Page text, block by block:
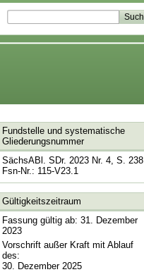
Fundstelle und systematische
Gliederungsnummer
SächsABl. SDr. 2023 Nr. 4, S. 238
Fsn-Nr.: 115-V23.1
Gültigkeitszeitraum
Fassung gültig ab: 31. Dezember
2023
Vorschrift außer Kraft mit Ablauf
des:
30. Dezember 2025